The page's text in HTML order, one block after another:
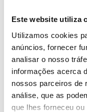
Este website utiliza
Utilizamos cookies
anúncios, fornecer
analisar o nosso
informações acerca
nossos parceiros de
análise, que as
que lhes forneceu
CERTIFICAÇÕES